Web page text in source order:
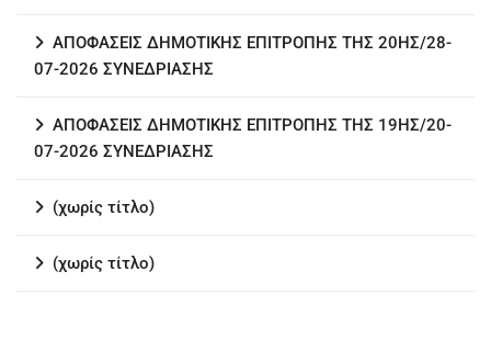
ΑΠΟΦΑΣΕΙΣ ΔΗΜΟΤΙΚΗΣ ΕΠΙΤΡΟΠΗΣ ΤΗΣ 20ΗΣ/28-
07-2026 ΣΥΝΕΔΡΙΑΣΗΣ
ΑΠΟΦΑΣΕΙΣ ΔΗΜΟΤΙΚΗΣ ΕΠΙΤΡΟΠΗΣ ΤΗΣ 19ΗΣ/20-
07-2026 ΣΥΝΕΔΡΙΑΣΗΣ
(χωρίς τίτλο)
(χωρίς τίτλο)